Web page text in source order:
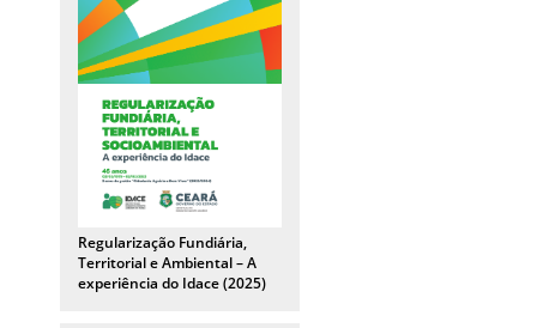
Regularização Fundiária,
Territorial e Ambiental – A
experiência do Idace (2025)